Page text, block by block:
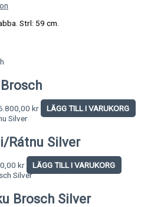
Strl: 59 cm.
kr LÄGG TILL I VARUKORG
Rátnu Silver
kr LÄGG TILL I VARUKORG
Brosch Silver